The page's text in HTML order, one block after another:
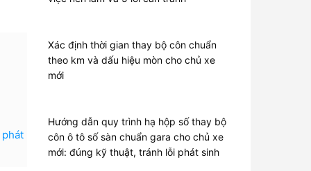
Xác định thời gian thay bộ côn chuẩn
theo km và dấu hiệu mòn cho chủ xe
mới
Hướng dẫn quy trình hạ hộp số thay bộ
côn ô tô số sàn chuẩn gara cho chủ xe
mới: đúng kỹ thuật, tránh lỗi phát sinh